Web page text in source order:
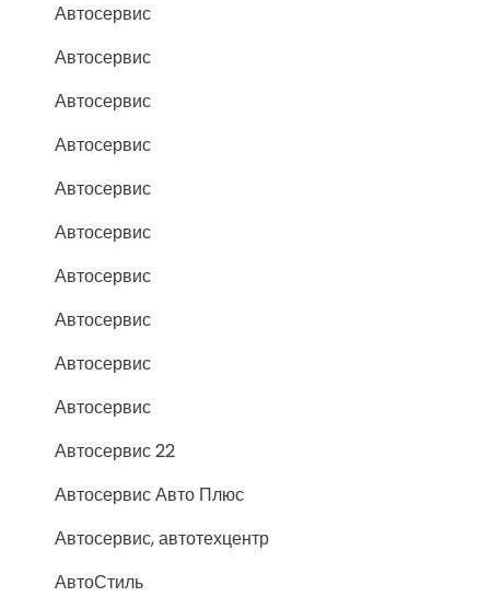
Автосервис
Автосервис
Автосервис
Автосервис
Автосервис
Автосервис
Автосервис
Автосервис
Автосервис
Автосервис
Автосервис 22
Автосервис Авто Плюс
Автосервис, автотехцентр
АвтоСтиль